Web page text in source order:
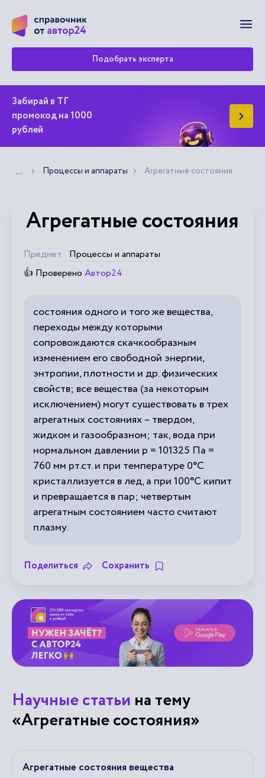
Подобрать эксперта
Забирай в ТГ
промокод на 1000
рублей
Показать больше хлебных крошек
Процессы и аппараты Агрегатные состояния
Агрегатные состояния
Предмет
Процессы и аппараты
👍 Проверено Автор24
состояния одного и того же вещества,
переходы между которыми
сопровождаются скачкообразным
изменением его свободной энергии,
энтропии, плотности и др. физических
свойств; все вещества (за некоторым
исключением) могут существовать в трех
агрегатных состояниях – твердом,
жидком и газообразном; так, вода при
нормальном давлении р = 101325 Па =
760 мм рт.ст. и при температуре 0°С
кристаллизуется в лед, а при 100°С кипит
и превращается в пар; четвертым
агрегатным состоянием часто считают
плазму.
Поделиться Сохранить
Научные статьи на тему
«Агрегатные состояния»
Агрегатные состояния вещества